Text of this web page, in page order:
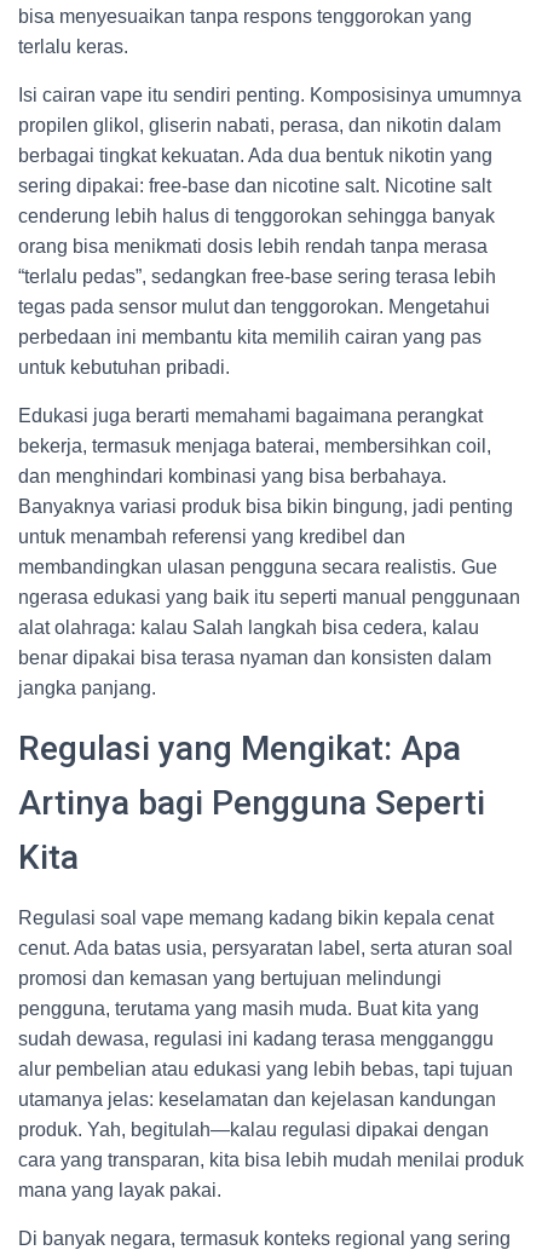
bisa menyesuaikan tanpa respons tenggorokan yang
terlalu keras.
Isi cairan vape itu sendiri penting. Komposisinya umumnya
propilen glikol, gliserin nabati, perasa, dan nikotin dalam
berbagai tingkat kekuatan. Ada dua bentuk nikotin yang
sering dipakai: free-base dan nicotine salt. Nicotine salt
cenderung lebih halus di tenggorokan sehingga banyak
orang bisa menikmati dosis lebih rendah tanpa merasa
“terlalu pedas”, sedangkan free-base sering terasa lebih
tegas pada sensor mulut dan tenggorokan. Mengetahui
perbedaan ini membantu kita memilih cairan yang pas
untuk kebutuhan pribadi.
Edukasi juga berarti memahami bagaimana perangkat
bekerja, termasuk menjaga baterai, membersihkan coil,
dan menghindari kombinasi yang bisa berbahaya.
Banyaknya variasi produk bisa bikin bingung, jadi penting
untuk menambah referensi yang kredibel dan
membandingkan ulasan pengguna secara realistis. Gue
ngerasa edukasi yang baik itu seperti manual penggunaan
alat olahraga: kalau Salah langkah bisa cedera, kalau
benar dipakai bisa terasa nyaman dan konsisten dalam
jangka panjang.
Regulasi yang Mengikat: Apa
Artinya bagi Pengguna Seperti
Kita
Regulasi soal vape memang kadang bikin kepala cenat
cenut. Ada batas usia, persyaratan label, serta aturan soal
promosi dan kemasan yang bertujuan melindungi
pengguna, terutama yang masih muda. Buat kita yang
sudah dewasa, regulasi ini kadang terasa mengganggu
alur pembelian atau edukasi yang lebih bebas, tapi tujuan
utamanya jelas: keselamatan dan kejelasan kandungan
produk. Yah, begitulah—kalau regulasi dipakai dengan
cara yang transparan, kita bisa lebih mudah menilai produk
mana yang layak pakai.
Di banyak negara, termasuk konteks regional yang sering